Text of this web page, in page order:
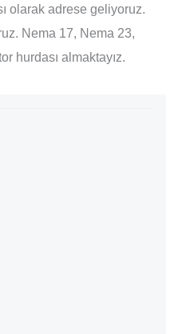
olarak adrese geliyoruz.
Nema 17, Nema 23,
hurdası almaktayız.